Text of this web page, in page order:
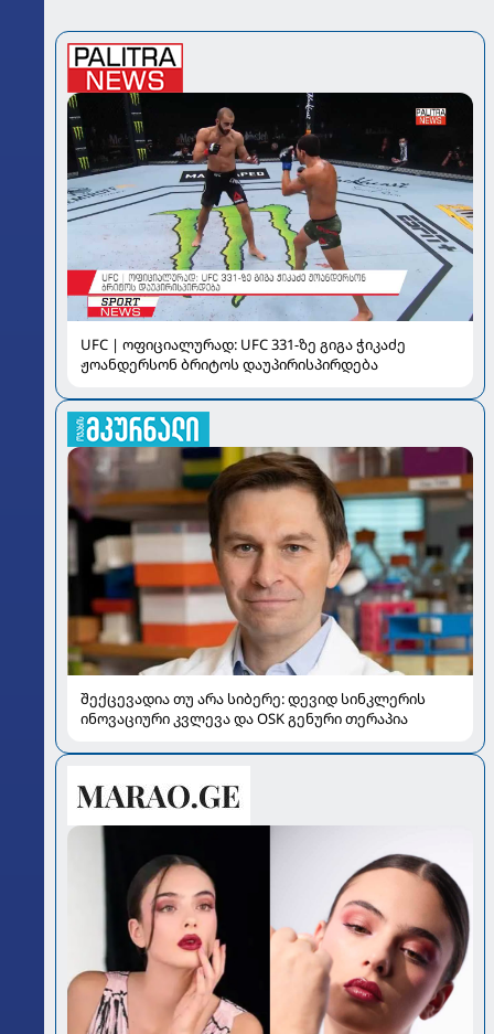
UFC | ოფიციალურად: UFC 331-ზე გიგა ჭიკაძე
ჟოანდერსონ ბრიტოს დაუპირისპირდება
შექცევადია თუ არა სიბერე: დევიდ სინკლერის
ინოვაციური კვლევა და OSK გენური თერაპია